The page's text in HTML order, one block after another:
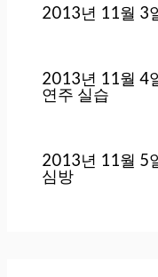
2013년 11월 3
2013년 11월 4
연주 실습
2013년 11월 5
심방